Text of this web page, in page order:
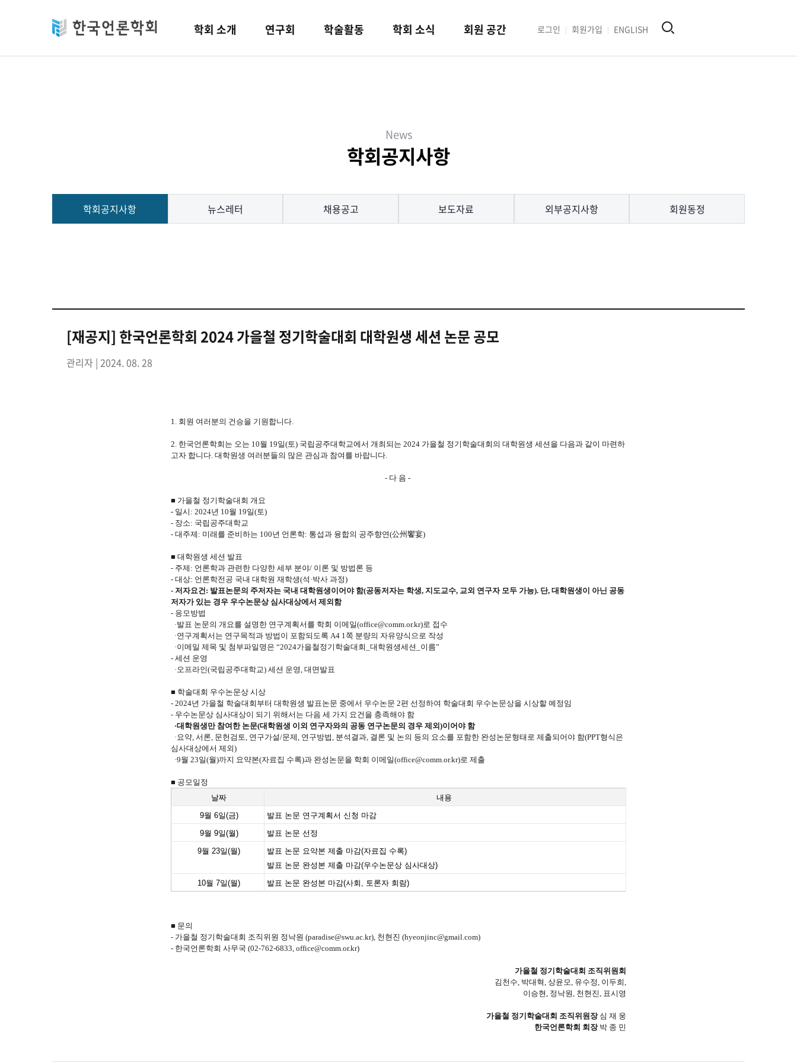
학회 소개 연구회 학술활동 학회 소식 회원 공간 로그인 회원가입 ENGLISH
News
학회공지사항
학회공지사항 뉴스레터 채용공고 보도자료 외부공지사항 회원동정
[재공지] 한국언론학회 2024 가을철 정기학술대회 대학원생 세션 논문 공모
관리자 | 2024. 08. 28
1. 회원 여러분의 건승을 기원합니다.
2. 한국언론학회는 오는 10월 19일(토) 국립공주대학교에서 개최되는 2024 가을철 정기학술대회의 대학원생 세션을 다음과 같이 마련하
고자 합니다. 대학원생 여러분들의 많은 관심과 참여를 바랍니다.
- 다 음 -
■ 가을철 정기학술대회 개요
- 일시: 2024년 10월 19일(토)
- 장소: 국립공주대학교
- 대주제: 미래를 준비하는 100년 언론학: 통섭과 융합의 공주향연(公州饗宴)
■ 대학원생 세션 발표
- 주제: 언론학과 관련한 다양한 세부 분야/ 이론 및 방법론 등
- 대상: 언론학전공 국내 대학원 재학생(석·박사 과정)
- 저자요건: 발표논문의 주저자는 국내 대학원생이어야 함(공동저자는 학생, 지도교수, 교외 연구자 모두 가능). 단, 대학원생이 아닌 공동
저자가 있는 경우 우수논문상 심사대상에서 제외함
- 응모방법
·발표 논문의 개요를 설명한 연구계획서를 학회 이메일(office@comm.or.kr)로 접수
·연구계획서는 연구목적과 방법이 포함되도록 A4 1쪽 분량의 자유양식으로 작성
·이메일 제목 및 첨부파일명은 “2024가을철정기학술대회_대학원생세션_이름”
- 세션 운영
·오프라인(국립공주대학교) 세션 운영, 대면발표
■ 학술대회 우수논문상 시상
- 2024년 가을철 학술대회부터 대학원생 발표논문 중에서 우수논문 2편 선정하여 학술대회 우수논문상을 시상할 예정임
- 우수논문상 심사대상이 되기 위해서는 다음 세 가지 요건을 충족해야 함
·대학원생만 참여한 논문(대학원생 이외 연구자와의 공동 연구논문의 경우 제외)이어야 함
·요약, 서론, 문헌검토, 연구가설/문제, 연구방법, 분석결과, 결론 및 논의 등의 요소를 포함한 완성논문형태로 제출되어야 함(PPT형식은
심사대상에서 제외)
·9월 23일(월)까지 요약본(자료집 수록)과 완성논문을 학회 이메일(office@comm.or.kr)로 제출
■ 공모일정
날짜
내용
9월 6일(금)
발표 논문 연구계획서 신청 마감
9월 9일(월)
발표 논문 선정
9월 23일(월)
발표 논문 요약본 제출 마감(자료집 수록)
발표 논문 완성본 제출 마감(우수논문상 심사대상)
10월 7일(월)
발표 논문 완성본 마감(사회, 토론자 회람)
■ 문의
- 가을철 정기학술대회 조직위원 정낙원 (paradise@swu.ac.kr), 천현진 (hyeonjinc@gmail.com)
- 한국언론학회 사무국 (02-762-6833, office@comm.or.kr)
​가을철 정기학술대회 조직위원회
김천수, 박대혁, 상윤모, 유수정, 이두희,
이승현, 정낙원, 천현진, 표시영
​가을철 정기학술대회 조직위원장​ 심 재 웅
​한국언론학회 회장​ 박 종 민